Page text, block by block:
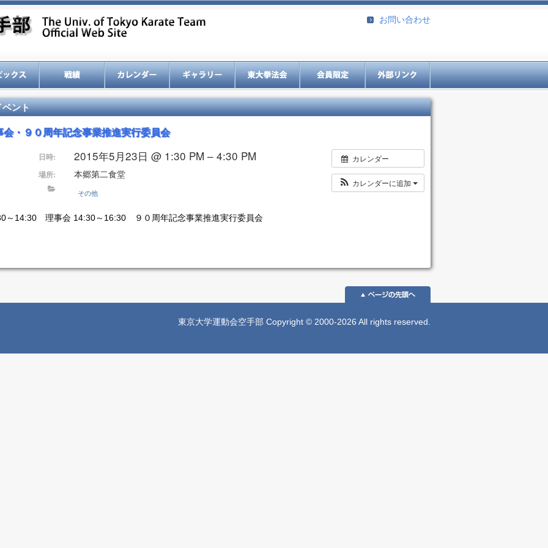
お問い合わせ
ベント
会・９０周年記念事業推進実行委員会
カレンダー
カレンダーに追加
日時: 2015年5月23日 @ 1:30 PM – 4:30 PM
場所: 本郷第二食堂
その他
～14:30 理事会 14:30～16:30 ９０周年記念事業推進実行委員会
東京大学運動会空手部 Copyright © 2000-2026 All rights reserved.